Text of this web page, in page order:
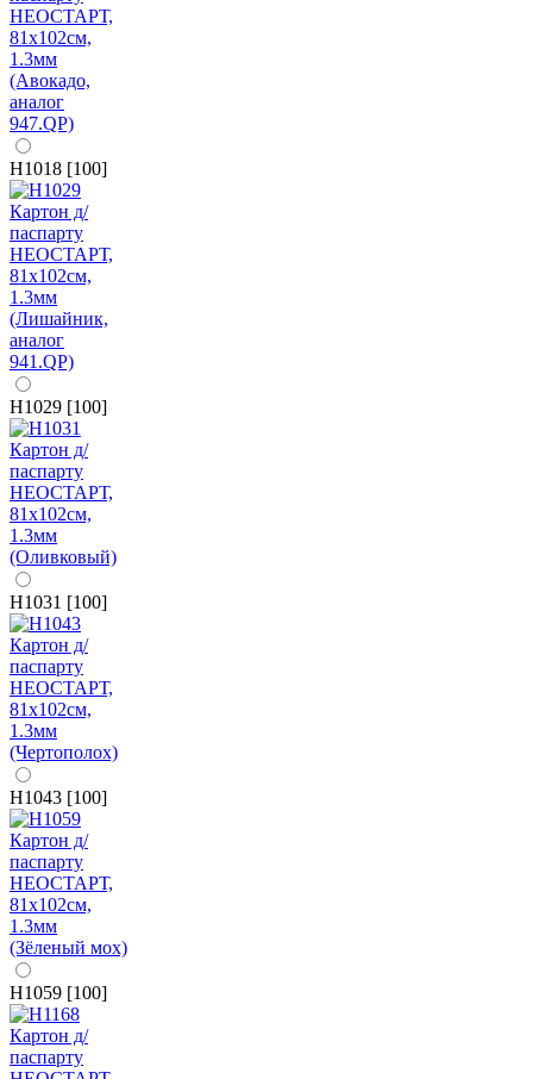
H1018 [100]
H1029 [100]
H1031 [100]
H1043 [100]
H1059 [100]